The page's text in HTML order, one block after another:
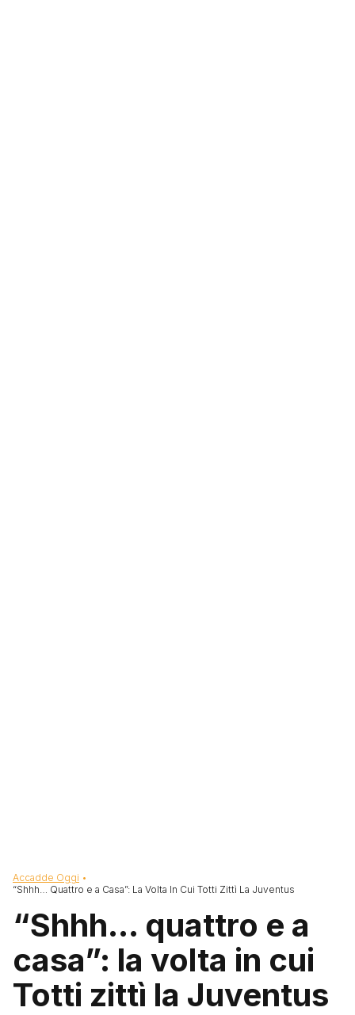
Briciole di pane
Accadde Oggi
“Shhh… Quattro e a Casa”: La Volta In Cui Totti Zittì La Juventus
“Shhh… quattro e a
casa”: la volta in cui
Totti zittì la Juventus